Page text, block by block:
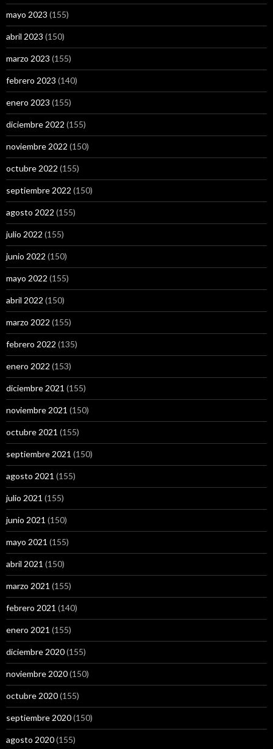
mayo 2023 (155)
abril 2023 (150)
marzo 2023 (155)
febrero 2023 (140)
enero 2023 (155)
diciembre 2022 (155)
noviembre 2022 (150)
octubre 2022 (155)
septiembre 2022 (150)
agosto 2022 (155)
julio 2022 (155)
junio 2022 (150)
mayo 2022 (155)
abril 2022 (150)
marzo 2022 (155)
febrero 2022 (135)
enero 2022 (153)
diciembre 2021 (155)
noviembre 2021 (150)
octubre 2021 (155)
septiembre 2021 (150)
agosto 2021 (155)
julio 2021 (155)
junio 2021 (150)
mayo 2021 (155)
abril 2021 (150)
marzo 2021 (155)
febrero 2021 (140)
enero 2021 (155)
diciembre 2020(155)
noviembre 2020(150)
octubre 2020(155)
septiembre 2020(150)
agosto 2020(155)